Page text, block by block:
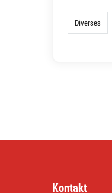
Diverses
Kontakt